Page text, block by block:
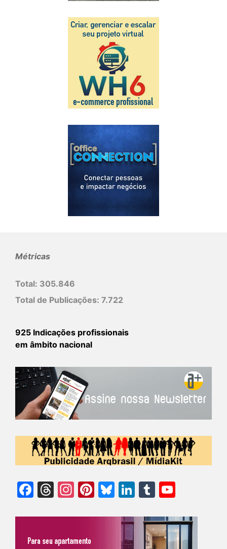
Métricas
Total: 305.846
Total de Publicações: 7.722
925 Indicações profissionais
em âmbito nacional
Facebook
Threads
Instagram
Pinterest
Bluesky
LinkedIn
Tumblr